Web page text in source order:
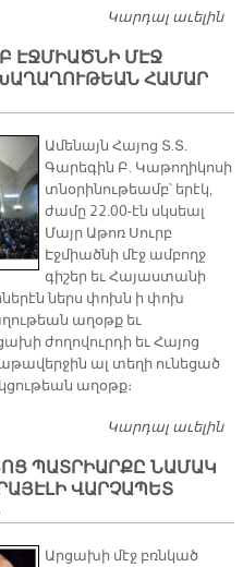
Կարդալ աւելին
ԷՋՄԻԱԾՆԻ ՄԷՋ
ՀԱՄԱՐ
Ամենայն Հայոց Տ.Տ.
Գարեգին Բ. Կաթողիկոսի
տնօրինութեամբ՝ երէկ,
ժամը 22.00-էն սկսեալ
Մայր Աթոռ Սուրբ
Էջմիածնի մէջ ամբողջ
գիշեր եւ Հայաստանի
ներս փոխն ի փոխ
աղօթք եւ
ժողովուրդի եւ Հայոց
ալ տեղի ունեցած
աղօթք։
Կարդալ աւելին
ՊԱՏՐԻԱՐՔԸ ՆԱՄԱԿ
ՎԱՐՉԱՊԵՏ
Արցախի մէջ բռնկած